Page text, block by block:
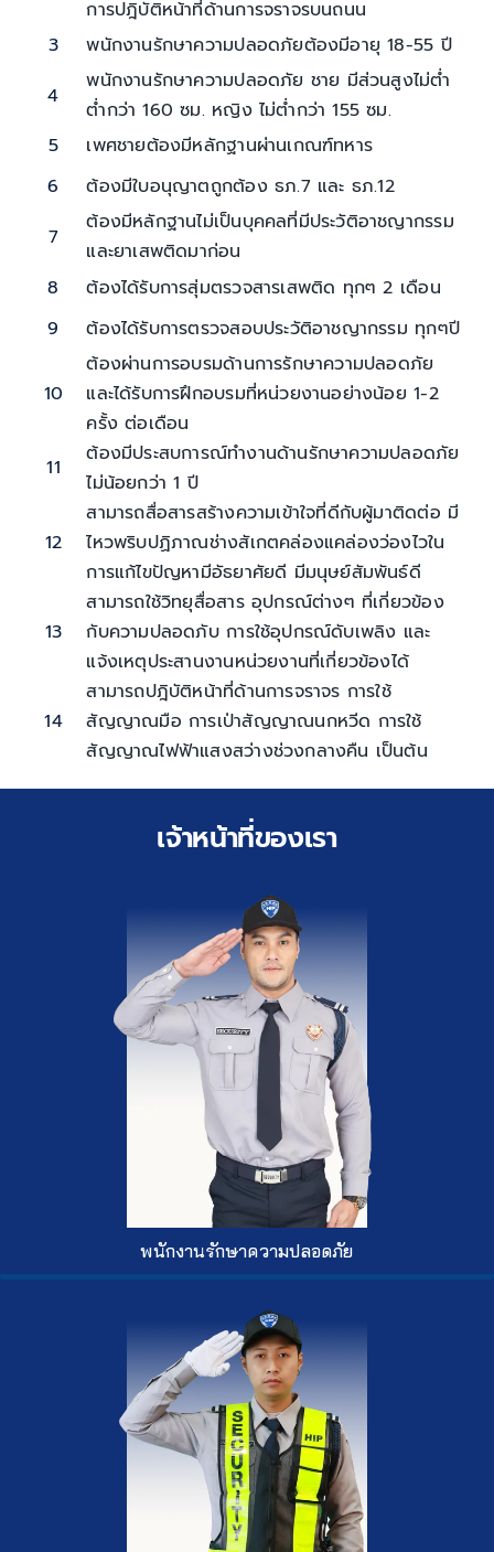
การปฎิบัติหน้าที่ด้านการจราจรบนถนน
3
พนักงานรักษาความปลอดภัยต้องมีอายุ 18-55 ปี
4
พนักงานรักษาความปลอดภัย ชาย มีส่วนสูงไม่ต่ำ
ต่ำกว่า 160 ซม. หญิง ไม่ต่ำกว่า 155 ซม.
5
เพศชายต้องมีหลักฐานผ่านเกณฑ์ทหาร
6
ต้องมีใบอนุญาตถูกต้อง ธภ.7 และ ธภ.12
7
ต้องมีหลักฐานไม่เป็นบุคคลที่มีประวัติอาชญากรรม
และยาเสพติดมาก่อน
8
ต้องได้รับการสุ่มตรวจสารเสพติด ทุกๆ 2 เดือน
9
ต้องได้รับการตรวจสอบประวัติอาชญากรรม ทุกๆปี
10
ต้องผ่านการอบรมด้านการรักษาความปลอดภัย
และได้รับการฝึกอบรมที่หน่วยงานอย่างน้อย 1-2
ครั้ง ต่อเดือน
11
ต้องมีประสบการณ์ทำงานด้านรักษาความปลอดภัย
ไม่น้อยกว่า 1 ปี
12
สามารถสื่อสารสร้างความเข้าใจที่ดีกับผู้มาติดต่อ มี
ไหวพริบปฏิภาณช่างสัเกตคล่องแคล่องว่องไวใน
การแก้ไขปัญหามีอัธยาศัยดี มีมนุษย์สัมพันธ์ดี
13
สามารถใช้วิทยุสื่อสาร อุปกรณ์ต่างๆ ที่เกี่ยวข้อง
กับความปลอดภับ การใช้อุปกรณ์ดับเพลิง และ
แจ้งเหตุประสานงานหน่วยงานที่เกี่ยวข้องได้
14
สามารถปฎิบัติหน้าที่ด้านการจราจร การใช้
สัญญาณมือ การเป่าสัญญาณนกหวีด การใช้
สัญญาณไฟฟ้าแสงสว่างช่วงกลางคืน เป็นต้น
เจ้าหน้าที่ของเรา
พนักงานรักษาความปลอดภัย